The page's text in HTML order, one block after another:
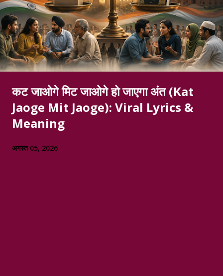
कट जाओगे मिट जाओगे हो जाएगा अंत (Kat
Jaoge Mit Jaoge): Viral Lyrics &
Meaning
अगस्त 05, 2026